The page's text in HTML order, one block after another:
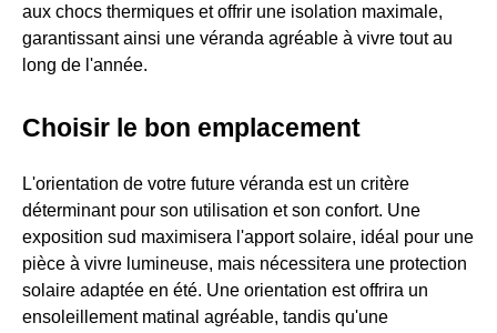
aux chocs thermiques et offrir une isolation maximale,
garantissant ainsi une véranda agréable à vivre tout au
long de l'année.
Choisir le bon emplacement
L'orientation de votre future véranda est un critère
déterminant pour son utilisation et son confort. Une
exposition sud maximisera l'apport solaire, idéal pour une
pièce à vivre lumineuse, mais nécessitera une protection
solaire adaptée en été. Une orientation est offrira un
ensoleillement matinal agréable, tandis qu'une